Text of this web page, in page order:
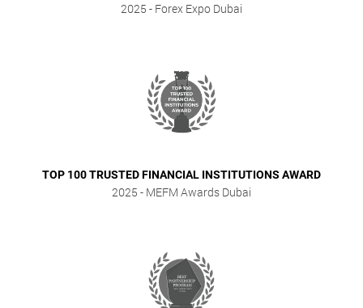
2025 - Forex Expo Dubai
TOP 100 TRUSTED FINANCIAL INSTITUTIONS AWARD
2025 - MEFM Awards Dubai